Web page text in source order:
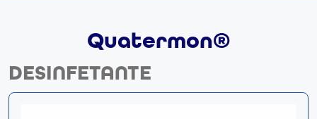
Quatermon®
DESINFETANTE